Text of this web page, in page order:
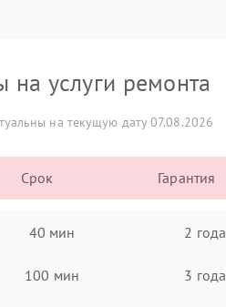
на услуги ремонта
на текущую дату 07.08.2026
Срок Гарантия
40 мин 2 года
100 мин 3 года